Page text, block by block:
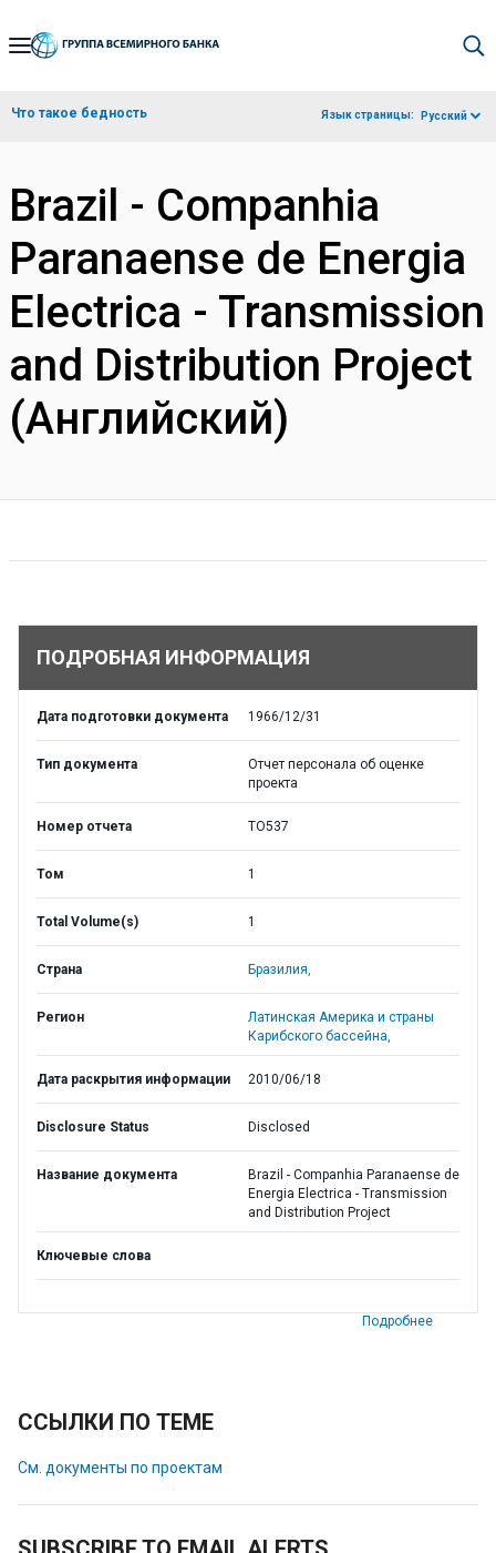
Skip
Navigation
Что такое бедность Язык страницы: Русский
Brazil - Companhia
Paranaense de Energia
Electrica - Transmission
and Distribution Project
(Английский)
ПОДРОБНАЯ ИНФОРМАЦИЯ
Дата подготовки документа 1966/12/31
Тип документа
Отчет персонала об оценке
проекта
Номер отчета TO537
Том 1
Total Volume(s) 1
Страна Бразилия,
Регион
Латинская Америка и страны
Карибского бассейна,
Дата раскрытия информации 2010/06/18
Disclosure Status Disclosed
Название документа
Brazil - Companhia Paranaense de
Energia Electrica - Transmission
and Distribution Project
Ключевые слова
Подробнее
ССЫЛКИ ПО ТЕМЕ
См. документы по проектам